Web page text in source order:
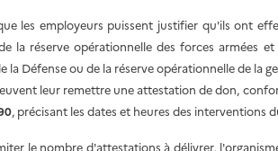
les employeurs puissent justifier qu'ils ont
la réserve opérationnelle des forces armées
la Défense ou de la réserve opérationnelle de la
leur remettre une attestation de don,
, précisant les dates et heures des interventions